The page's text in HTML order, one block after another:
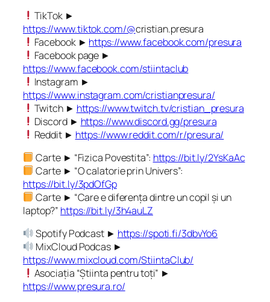
TikTok ►
https://www.tiktok.com/@cristian.presura
Facebook ► https://www.facebook.com/presura
Facebook page ►
https://www.facebook.com/stiintaclub
Instagram ►
https://www.instagram.com/cristianpresura/
Twitch ► https://www.twitch.tv/cristian_presura
Discord ► https://www.discord.gg/presura
Reddit ► https://www.reddit.com/r/presura/
Carte ► “Fizica Povestita”: https://bit.ly/2YsKaAc
Carte ► “O calatorie prin Univers”:
https://bit.ly/3pdOfGp
Carte ► “Care e diferența dintre un copil și un
laptop?” https://bit.ly/3h4auLZ
Spotify Podcast ► https://spoti.fi/3dbvYo6
MixCloud Podcas ►
https://www.mixcloud.com/StiintaClub/
Asociația “Știinta pentru toți” ►
https://www.presura.ro/